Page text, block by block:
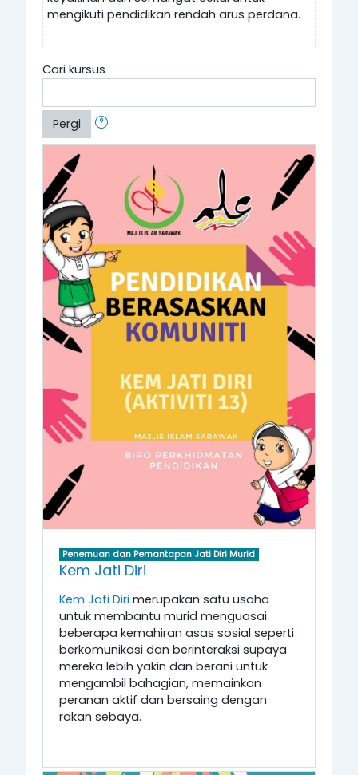
mengikuti pendidikan rendah arus perdana.
Cari kursus
Pergi
Penemuan dan Pemantapan Jati Diri Murid
Kem Jati Diri
Kem Jati Diri merupakan satu usaha
untuk membantu murid menguasai
beberapa kemahiran asas sosial seperti
berkomunikasi dan berinteraksi supaya
mereka lebih yakin dan berani untuk
mengambil bahagian, memainkan
peranan aktif dan bersaing dengan
rakan sebaya.